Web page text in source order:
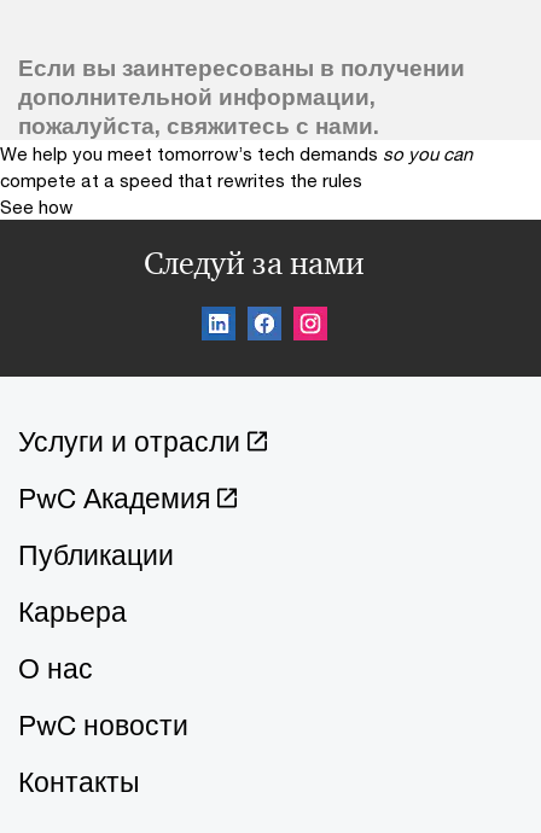
Если вы заинтересованы в получении
дополнительной информации,
пожалуйста, свяжитесь с нами.
We help you meet tomorrow’s tech demands so you can
compete at a speed that rewrites the rules
See how
Следуй за нами
Услуги и отрасли
PwC Академия
Публикации
Карьера
О нас
PwC новости
Контакты